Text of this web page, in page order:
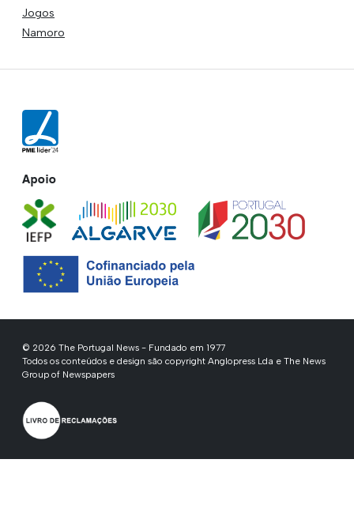
Jogos
Namoro
Apoio
© 2026 The Portugal News - Fundado em 1977
Todos os conteúdos e design são copyright Anglopress Lda e The News
Group of Newspapers